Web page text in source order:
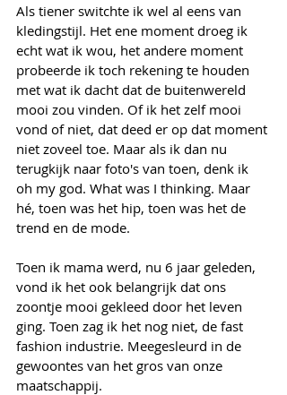
Als tiener switchte ik wel al eens van
kledingstijl. Het ene moment droeg ik
echt wat ik wou, het andere moment
probeerde ik toch rekening te houden
met wat ik dacht dat de buitenwereld
mooi zou vinden. Of ik het zelf mooi
vond of niet, dat deed er op dat moment
niet zoveel toe. Maar als ik dan nu
terugkijk naar foto's van toen, denk ik
oh my god. What was I thinking. Maar
hé, toen was het hip, toen was het de
trend en de mode.
Toen ik mama werd, nu 6 jaar geleden,
vond ik het ook belangrijk dat ons
zoontje mooi gekleed door het leven
ging. Toen zag ik het nog niet, de fast
fashion industrie. Meegesleurd in de
gewoontes van het gros van onze
maatschappij.